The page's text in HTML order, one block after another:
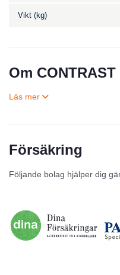
Vikt (kg)
Om CONTRAST
Försäkring
Följande bolag hjälper dig